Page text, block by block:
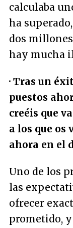
calculaba
ha
dos
hay mucha
· Tras un
puestos
creéis que
a los que os
ahora en el
Uno de los
las
ofrecer
prometido,